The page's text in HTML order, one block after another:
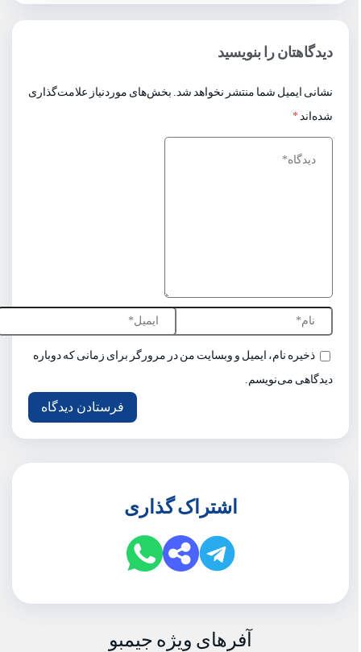
دیدگاهتان را بنویسید
نشانی ایمیل شما منتشر نخواهد شد. بخش‌های موردنیاز علامت‌گذاری
شده‌اند *
ذخیره نام، ایمیل و وبسایت من در مرورگر برای زمانی که دوباره
دیدگاهی می‌نویسم.
اشتراک گذاری
آفرهای ویژه جیمبو